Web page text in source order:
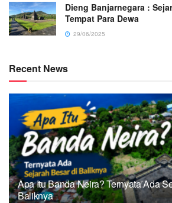
Dieng Banjarnegara :
Tempat Para Dewa
29/06/2025
Recent News
Apa Itu Banda Neira? Ternyata Ada
Baliknya